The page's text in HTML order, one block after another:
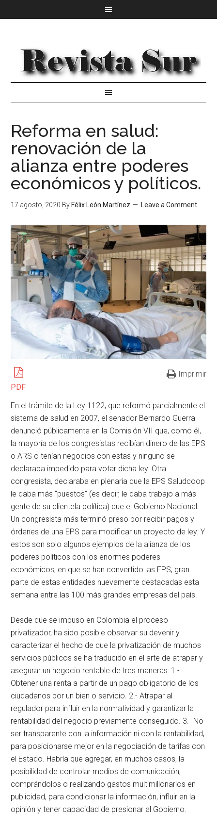
Reforma en salud:
renovación de la
alianza entre poderes
económicos y políticos.
17 agosto, 2020 By Félix León Martínez Leave a Comment
PDF
Imprimir
En el trámite de la Ley 1122, que reformó parcialmente el
sistema de salud en 2007, el senador Bernardo Guerra
denunció públicamente en la Comisión VII que, como él,
la mayoría de los congresistas recibían dinero de las EPS
o ARS o tenían negocios con estas y ninguno se
declaraba impedido para votar dicha ley. Otra
congresista, declaraba en plenaria que la EPS Saludcoop
le daba más “puestos” (es decir, le daba trabajo a más
gente de su clientela política) que el Gobierno Nacional.
Un congresista más terminó preso por recibir pagos y
órdenes de una EPS para modificar un proyecto de ley. Y
estos son solo algunos ejemplos de la alianza de los
poderes políticos con los enormes poderes
económicos, en que se han convertido las EPS, gran
parte de estas entidades nuevamente destacadas esta
semana entre las 100 más grandes empresas del país.
Desde que se impuso en Colombia el proceso
privatizador, ha sido posible observar su devenir y
caracterizar el hecho de que la privatización de muchos
servicios públicos se ha traducido en el arte de atrapar y
asegurar un negocio rentable de tres maneras: 1.-
Obtener una renta a partir de un pago obligatorio de los
ciudadanos por un bien o servicio. 2.- Atrapar al
regulador para influir en la normatividad y garantizar la
rentabilidad del negocio previamente conseguido. 3.- No
ser transparente con la información ni con la rentabilidad,
para posicionarse mejor en la negociación de tarifas con
el Estado. Habría que agregar, en muchos casos, la
posibilidad de controlar medios de comunicación,
comprándolos o realizando gastos multimillonarios en
publicidad, para condicionar la información, influir en la
opinión y tener capacidad de presionar al Gobierno.